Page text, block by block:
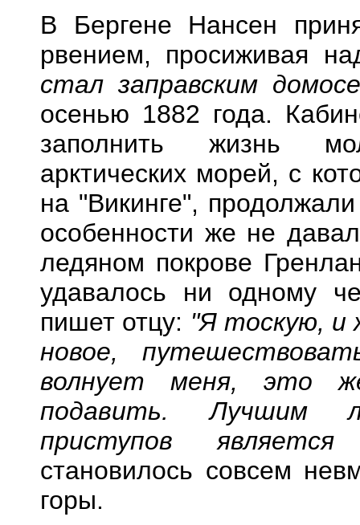
В Бергене Нансен
рвением, просиживая
стал заправским
осенью 1882 года.
заполнить жизнь
арктических морей, с
на "Викинге",
особенности же не
ледяном покрове
удавалось ни одному
пишет отцу: "Я тоскую, и
новое,
волнует меня, это
подавить. Лучшим
приступов
становилось совсем
горы.